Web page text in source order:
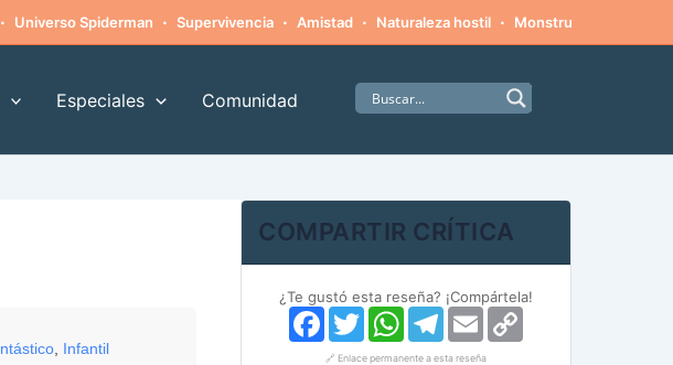
· Universo Spiderman · Supervivencia · Amistad · Naturaleza hostil · Monstruos
Especiales Comunidad
Infantil
COMPARTIR CRÍTICA
¿Te gustó esta reseña? ¡Compártela!
Facebook
TwitterWhatsApp
Telegram
Email
🔗 Enlace permanente a esta reseña